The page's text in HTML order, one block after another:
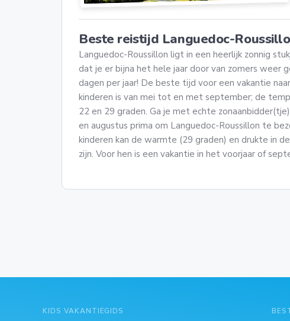
Beste reistijd Languedoc-
Languedoc-Roussillon ligt in een heerlijk zonnig
dat je er bijna het hele jaar door van zomers weer
dagen per jaar! De beste tijd voor een vakantie
kinderen is van mei tot en met september; de
22 en 29 graden. Ga je met echte
en augustus prima om Languedoc-Roussillon te
kinderen kan de warmte (29 graden) en drukte in
zijn. Voor hen is een vakantie in het voorjaar of
KIDS VAKANTIEGIDS